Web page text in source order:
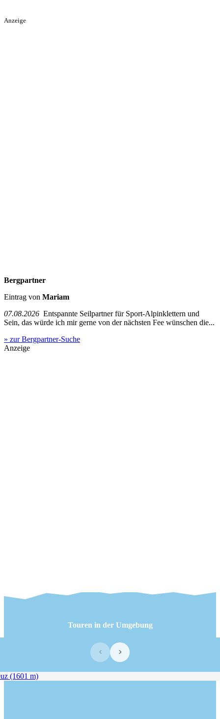
Anzeige
Bergpartner
Eintrag von Mariam
07.08.2026 Entspannte Seilpartner für Sport-Alpinklettern und
Sein, das würde ich mir gerne von der nächsten Fee wünschen die...
» zur Bergpartner-Suche
Anzeige
Touren in der Umgebung
‹ ›